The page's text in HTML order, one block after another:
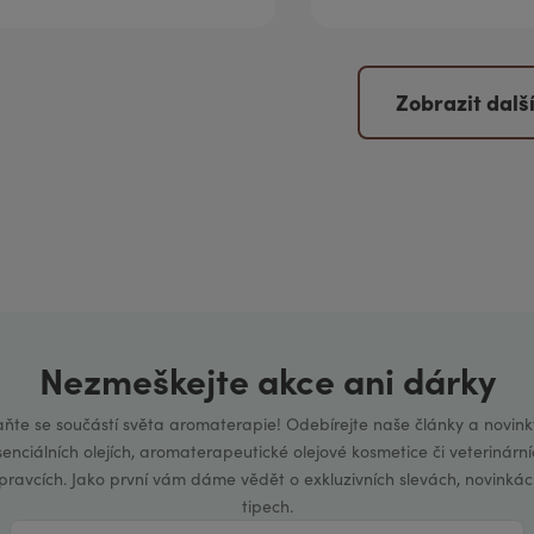
Zobrazit další
Nezmeškejte akce ani dárky
se součástí světa aromaterapie! Odebírejte naše články a
olejích, aromaterapeutické olejové kosmetice či
Jako první vám dáme vědět o exkluzivních slevách,
tipech.